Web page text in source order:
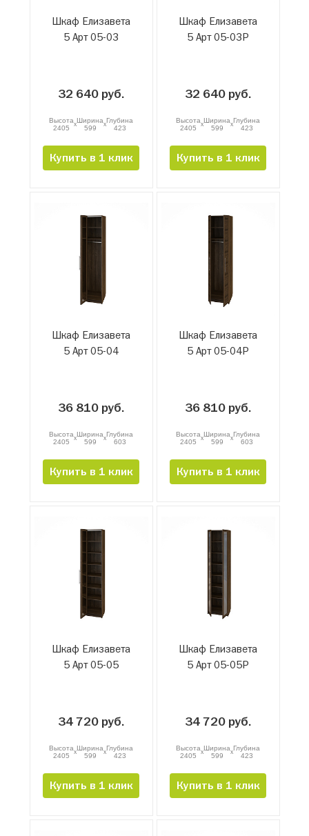
Шкаф Елизавета
5 Арт 05-03
32 640 руб.
Высота
2405
xШирина
599
xГлубина
423
Купить в 1 клик
Шкаф Елизавета
5 Арт 05-03Р
32 640 руб.
Высота
2405
xШирина
599
xГлубина
423
Купить в 1 клик
Шкаф Елизавета
5 Арт 05-04
36 810 руб.
Высота
2405
xШирина
599
xГлубина
603
Купить в 1 клик
Шкаф Елизавета
5 Арт 05-04Р
36 810 руб.
Высота
2405
xШирина
599
xГлубина
603
Купить в 1 клик
Шкаф Елизавета
5 Арт 05-05
34 720 руб.
Высота
2405
xШирина
599
xГлубина
423
Купить в 1 клик
Шкаф Елизавета
5 Арт 05-05Р
34 720 руб.
Высота
2405
xШирина
599
xГлубина
423
Купить в 1 клик